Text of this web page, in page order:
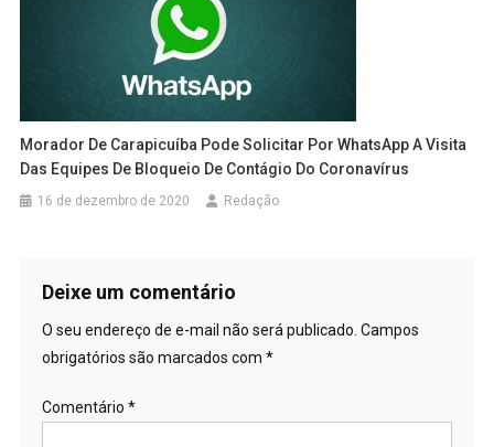
Morador De Carapicuíba Pode Solicitar Por WhatsApp A Visita
Das Equipes De Bloqueio De Contágio Do Coronavírus
16 de dezembro de 2020 Redação
Deixe um comentário
O seu endereço de e-mail não será publicado. Campos
obrigatórios são marcados com *
Comentário *